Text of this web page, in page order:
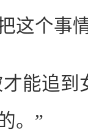
这个事
能追
。”